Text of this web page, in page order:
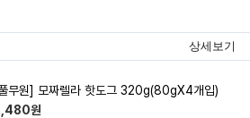
상세보기
무원] 모짜렐라 핫도그 320g(80gX4개입)
원